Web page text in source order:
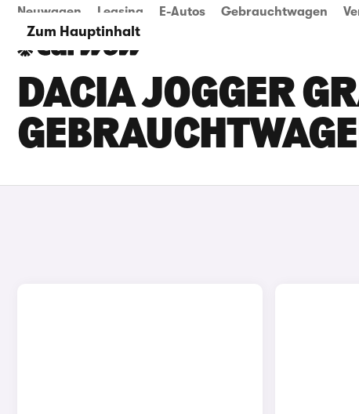
Zum Hauptinhalt
Neuwagen Leasing E-Autos Gebrauchtwagen
DACIA JOGGER